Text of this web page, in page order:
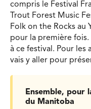
compris le Festival
Trout Forest Music
Folk on the Rocks au
pour la première fois.
à ce festival. Pour les
vais y aller pour
Ensemble, pour
du Manitoba